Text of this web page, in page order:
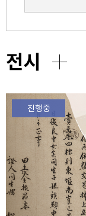
전시
진행중